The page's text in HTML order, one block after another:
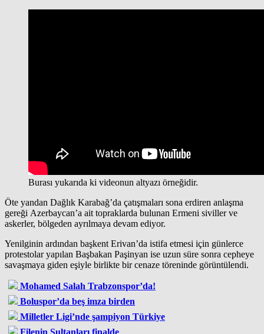
Burası yukarıda ki videonun altyazı örneğidir.
Öte yandan Dağlık Karabağ’da çatışmaları sona erdiren anlaşma
gereği Azerbaycan’a ait topraklarda bulunan Ermeni siviller ve
askerler, bölgeden ayrılmaya devam ediyor.
Yenilginin ardından başkent Erivan’da istifa etmesi için günlerce
protestolar yapılan Başbakan Paşinyan ise uzun süre sonra cepheye
savaşmaya giden eşiyle birlikte bir cenaze töreninde görüntülendi.
Mohamed Salah Trabzonspor’da!
Boluspor’da beş imza birden
Milletler Ligi’nde şampiyon Türkiye
Filenin Sultanları finalde